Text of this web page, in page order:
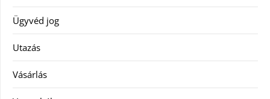
Ügyvéd jog
Utazás
Vásárlás